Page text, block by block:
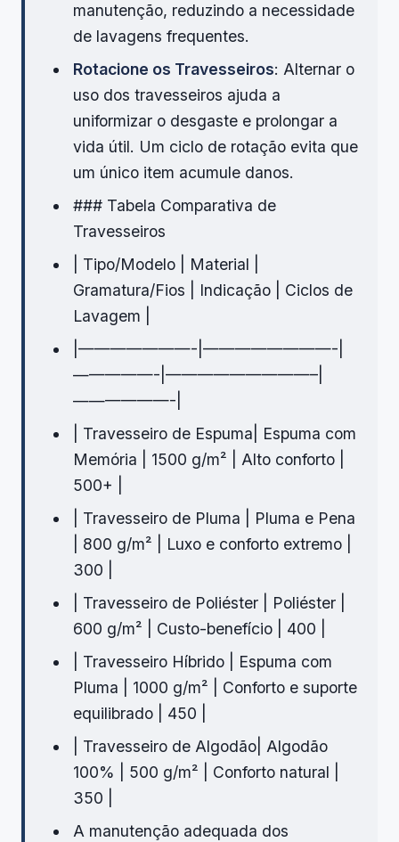
manutenção, reduzindo a necessidade
de lavagens frequentes.
Rotacione os Travesseiros: Alternar o
uso dos travesseiros ajuda a
uniformizar o desgaste e prolongar a
vida útil. Um ciclo de rotação evita que
um único item acumule danos.
### Tabela Comparativa de
Travesseiros
| Tipo/Modelo | Material |
Gramatura/Fios | Indicação | Ciclos de
Lavagem |
|———————-|————————-|
—————-|—————————–|
——————-|
| Travesseiro de Espuma| Espuma com
Memória | 1500 g/m² | Alto conforto |
500+ |
| Travesseiro de Pluma | Pluma e Pena
| 800 g/m² | Luxo e conforto extremo |
300 |
| Travesseiro de Poliéster | Poliéster |
600 g/m² | Custo-benefício | 400 |
| Travesseiro Híbrido | Espuma com
Pluma | 1000 g/m² | Conforto e suporte
equilibrado | 450 |
| Travesseiro de Algodão| Algodão
100% | 500 g/m² | Conforto natural |
350 |
A manutenção adequada dos